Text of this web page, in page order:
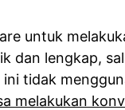
untuk
dan lengkap,
tidak
melakukan